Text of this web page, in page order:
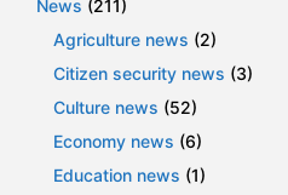
News (211)
Agriculture news (2)
Citizen security news (3)
Culture news (52)
Economy news (6)
Education news (1)